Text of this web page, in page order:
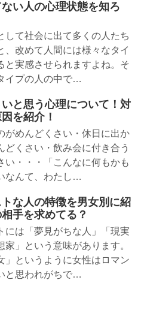
ない人の心理状態を知ろ
して社会に出て多くの人たち
、改めて人間には様々なタイ
と実感させられますよね。そ
イプの人の中で…
と思う心理について！対
を紹介！
がめんどくさい・休日に出か
どくさい・飲み会に付き合う
い・・・「こんなに何もかも
なんて、わたし…
な人の特徴を男女別に紹
手を求めてる？
には「夢見がちな人」「現実
家」という意味があります。
」というように女性はロマン
と思われがちで…